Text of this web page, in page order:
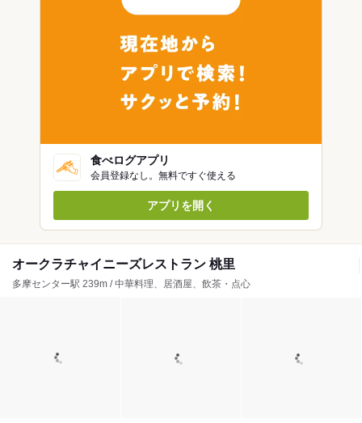
食べログアプリ
会員登録なし。無料ですぐ使える
アプリを開く
オークラチャイニーズレストラン 桃里
多摩センター駅 239m / 中華料理、居酒屋、飲茶・点心